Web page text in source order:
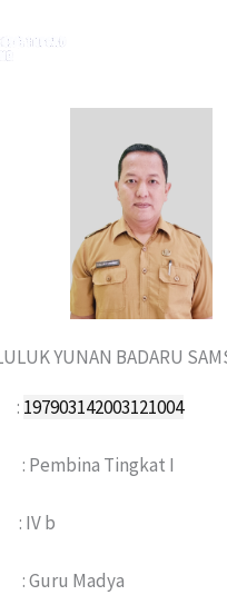
YUNAN BADARU
: 197903142003121004
Tingkat I
IV b
Madya